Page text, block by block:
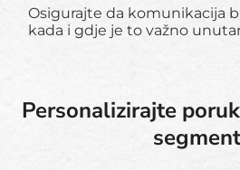
Osigurajte da komunikacija
kada i gdje je to važno
Personalizirajte